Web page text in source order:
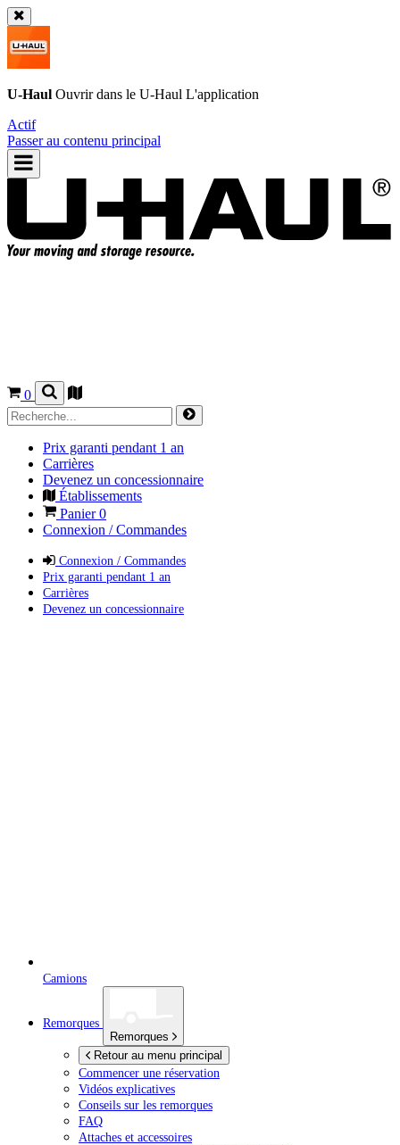
U-Haul Ouvrir dans le U-Haul L'application
Actif
Passer au contenu principal
0
Prix garanti pendant 1 an
Carrières
Devenez un concessionnaire
Établissements
Panier0
Connexion / Commandes
Connexion / Commandes
Prix garanti pendant 1 an
Carrières
Devenez un concessionnaire
Camions
Remorques
Remorques
Retour au menu principal
Commencer une réservation
Vidéos explicatives
Conseils sur les remorques
FAQ
Attaches et accessoires